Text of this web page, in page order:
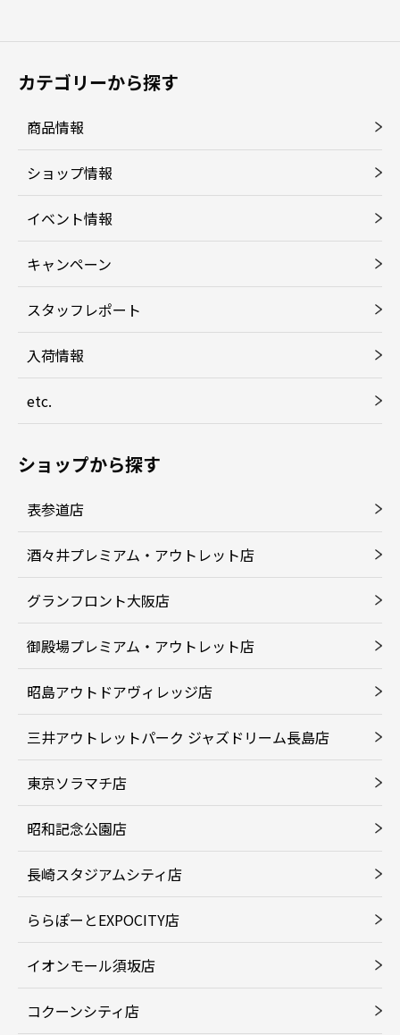
カテゴリーから探す
商品情報
ショップ情報
イベント情報
キャンペーン
スタッフレポート
入荷情報
etc.
ショップから探す
表参道店
酒々井プレミアム・アウトレット店
グランフロント大阪店
御殿場プレミアム・アウトレット店
昭島アウトドアヴィレッジ店
三井アウトレットパーク ジャズドリーム長島店
東京ソラマチ店
昭和記念公園店
長崎スタジアムシティ店
ららぽーとEXPOCITY店
イオンモール須坂店
コクーンシティ店